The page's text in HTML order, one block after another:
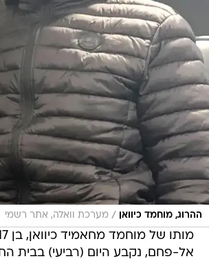
ההרוג, מוחמד כיוואן / מערכת וואלה, אתר רשמי
אל-פחם, נקבע היום (רביעי) בבית